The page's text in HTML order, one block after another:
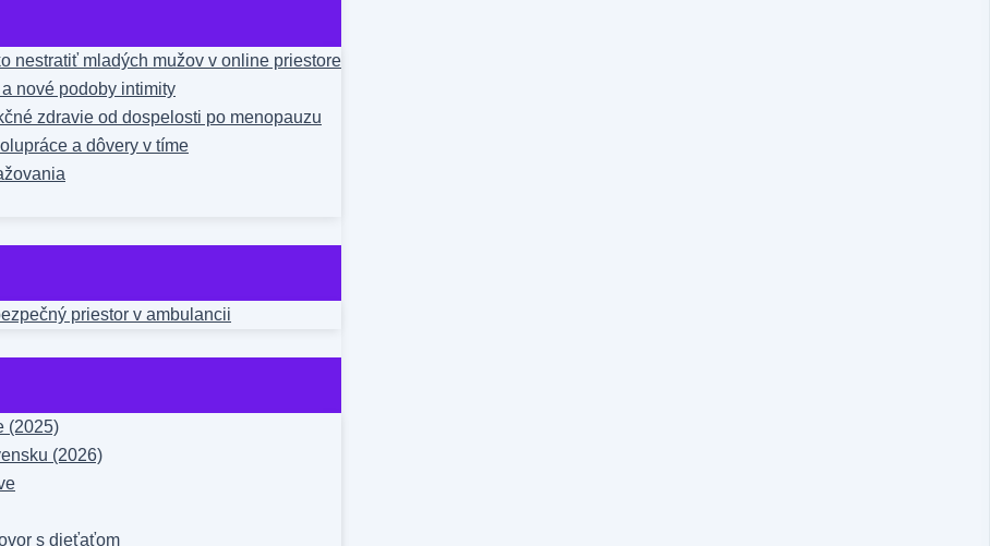
nestratiť mladých mužov v online priestore
nové podoby intimity
zdravie od dospelosti po menopauzu
a dôvery v tíme
priestor v ambulancii
(2025)
(2026)
s dieťaťom